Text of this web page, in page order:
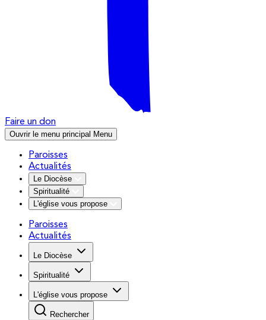
Faire un don
Ouvrir le menu principal Menu
Paroisses
Actualités
Le Diocèse
Spiritualité
L'église vous propose
Paroisses
Actualités
Le Diocèse
Spiritualité
L'église vous propose
Rechercher